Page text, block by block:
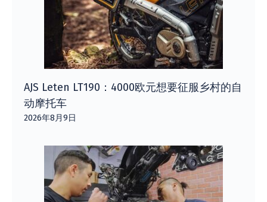
AJS Leten LT190：4000欧元想要征服乡村的自
动摩托车
2026年8月9日